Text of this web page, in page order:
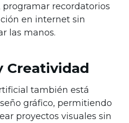
programar recordatorios
en internet sin
las manos.
Creatividad
también está
gráfico, permitiendo
proyectos visuales sin